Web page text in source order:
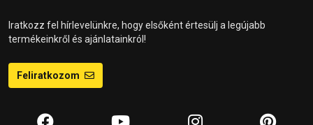
Iratkozz fel hírlevelünkre, hogy elsőként értesülj a legújabb
termékeinkről és ajánlatainkról!
Feliratkozom